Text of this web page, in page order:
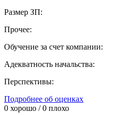
Размер ЗП:
Прочее:
Обучение за счет компании:
Адекватность начальства:
Перспективы:
Подробнее об оценках
0 хорошо /0 плохо